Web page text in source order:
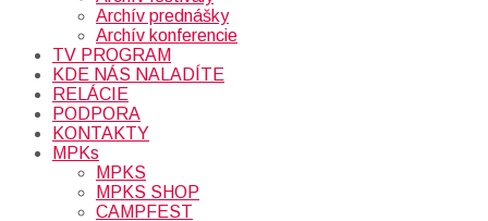
Archív prednášky
Archív konferencie
TV PROGRAM
KDE NÁS NALADÍTE
RELÁCIE
PODPORA
KONTAKTY
MPKs
MPKS
MPKS SHOP
CAMPFEST